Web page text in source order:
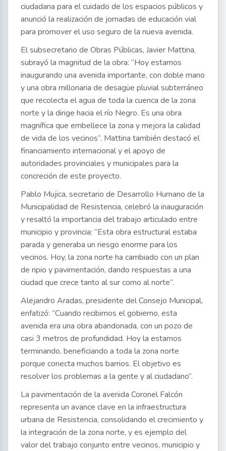
ciudadana para el cuidado de los espacios públicos y
anunció la realización de jornadas de educación vial
para promover el uso seguro de la nueva avenida.
El subsecretario de Obras Públicas, Javier Mattina,
subrayó la magnitud de la obra: “Hoy estamos
inaugurando una avenida importante, con doble mano
y una obra millonaria de desagüe pluvial subterráneo
que recolecta el agua de toda la cuenca de la zona
norte y la dirige hacia el río Negro. Es una obra
magnífica que embellece la zona y mejora la calidad
de vida de los vecinos”. Mattina también destacó el
financiamiento internacional y el apoyo de
autoridades provinciales y municipales para la
concreción de este proyecto.
Pablo Mujica, secretario de Desarrollo Humano de la
Municipalidad de Resistencia, celebró la inauguración
y resaltó la importancia del trabajo articulado entre
municipio y provincia: “Esta obra estructural estaba
parada y generaba un riesgo enorme para los
vecinos. Hoy, la zona norte ha cambiado con un plan
de ripio y pavimentación, dando respuestas a una
ciudad que crece tanto al sur como al norte”.
Alejandro Aradas, presidente del Consejo Municipal,
enfatizó: “Cuando recibimos el gobierno, esta
avenida era una obra abandonada, con un pozo de
casi 3 metros de profundidad. Hoy la estamos
terminando, beneficiando a toda la zona norte
porque conecta muchos barrios. El objetivo es
resolver los problemas a la gente y al ciudadano”.
La pavimentación de la avenida Coronel Falcón
representa un avance clave en la infraestructura
urbana de Resistencia, consolidando el crecimiento y
la integración de la zona norte, y es ejemplo del
valor del trabajo conjunto entre vecinos, municipio y